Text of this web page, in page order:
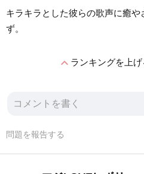
キラキラとした彼らの歌声に癒
ず。
expand_lessランキングを上げ
問題を報告する